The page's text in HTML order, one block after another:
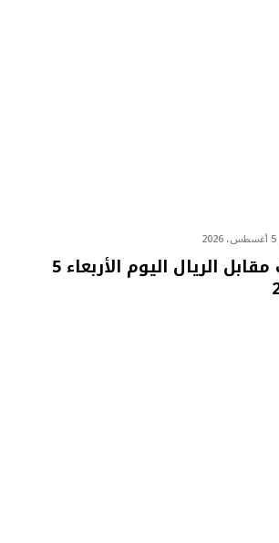
5 أغسطس، 2026
أسعار العملات مقابل الريال اليوم الأربعاء 5